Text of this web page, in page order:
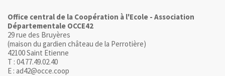
Office central de la Coopération à l'Ecole - Association
Départementale OCCE42
29 rue des Bruyères
(maison du gardien château de la Perrotière)
42100 Saint Etienne
T : 04.77.49.02.40
E : ad42@occe.coop